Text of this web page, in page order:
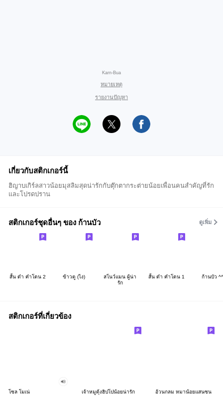
Karn-Bua
หมายเหตุ
รายงานปัญหา
เกี่ยวกับสติกเกอร์นี้
ฮิญาบเกิร์ลสาวน้อยมุสลิมสุดน่ารักกับตุ๊กตากระต่ายน้อยเพื่อนคนสำคัญที่รัก
และโปรดปราน
สติกเกอร์ชุดอื่นๆ ของ ก้านบัว ดูเพิ่ม
สั้น ดำ คำโดน 2 ข้าวตู (ไง)
สโนว์แมน ผู้น่า
รัก
สั้น ดำ คำโดน 1 ก้านบัว ^^
สติกเกอร์ที่เกี่ยวข้อง
โซล โมเน่ เจ้าหมูดุ้งฮิปโปน้อยน่ารัก อ้วนกลม หมาน้อยแสนซน